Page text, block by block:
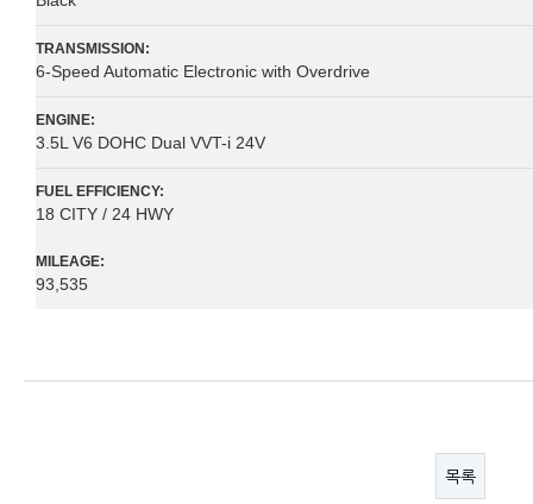
TRANSMISSION:
6-Speed Automatic Electronic with Overdrive
ENGINE:
3.5L V6 DOHC Dual VVT-i 24V
FUEL EFFICIENCY:
18 CITY / 24 HWY
MILEAGE:
93,535
목록